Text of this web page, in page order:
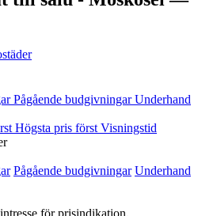
Pågående budgivningarUnderhand
Högsta pris först Visningstid
Pågående budgivningar Underhand